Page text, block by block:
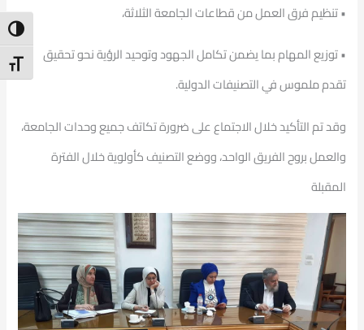
• تنظيم فرق العمل من قطاعات الجامعة الثلاثة،
• توزيع المهام بما يضمن تكامل الجهود وتوحيد الرؤية نحو تحقيق
تقدم ملموس في التصنيفات الدولية.
وقد تم التأكيد خلال الاجتماع على ضرورة تكاتف جميع وحدات الجامعة،
والعمل بروح الفريق الواحد، ووضع التصنيف كأولوية خلال الفترة
المقبلة